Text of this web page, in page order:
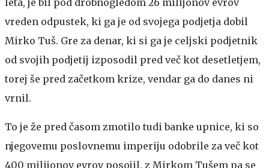
vreden odpustek, ki ga je od svojega podjetja dobil
Mirko Tuš. Gre za denar, ki si ga je celjski podjetnik
od svojih podjetij izposodil pred več kot desetletjem,
torej še pred začetkom krize, vendar ga do danes ni
vrnil.
To je že pred časom zmotilo tudi banke upnice, ki so
njegovemu poslovnemu imperiju odobrile za več kot
400 milijonov evrov posojil, z Mirkom Tušem pa se